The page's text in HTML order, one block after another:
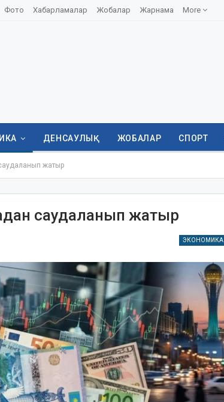
Фото Хабарламалар Жобалар Жарнама More
ДЕНСАУЛЫҚ ЖОБАЛАР СПОРТ
жатыр
саудаланып жатыр
ЭКОНОМИКА